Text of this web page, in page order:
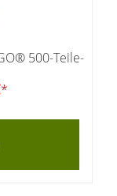
500-Teile-
*